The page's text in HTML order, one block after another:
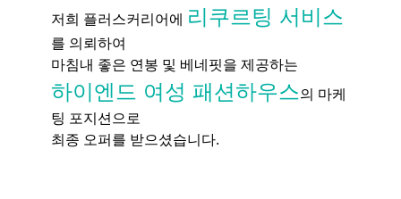
저희 플러스커리어에
리쿠르팅 서비스
를 의뢰하여
마침내 좋은 연봉 및 베네핏을 제공하는
하이엔드 여성 패션하우스의 마케
팅 포지션으로
최종 오퍼를 받으셨습니다.